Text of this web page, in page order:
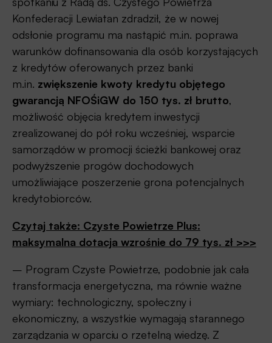
Konfederacji Lewiatan zdradził, że w nowej
odsłonie programu ma nastąpić m.in. poprawa
warunków dofinansowania dla osób korzystających
z kredytów oferowanych przez banki
m.in. zwiększenie kwoty kredytu objętego
gwarancją NFOŚiGW do 150 tys. zł brutto,
możliwość objęcia kredytem inwestycji
zrealizowanej do pół roku wcześniej, wsparcie
samorządów w promocji ścieżki bankowej oraz
podwyższenie progów dochodowych
umożliwiające poszerzenie grona potencjalnych
kredytobiorców.
Czytaj także: Czyste Powietrze Plus:
maksymalna dotacja wzrośnie do 79 tys. zł >>>
– Program Czyste Powietrze, podobnie jak cała
transformacja energetyczna, ma równie ważne
wymiary: technologiczny, społeczny i
ekonomiczny, a wszystkie wymagają starannego
zarządzania w oparciu o rzetelną wiedzę. Z